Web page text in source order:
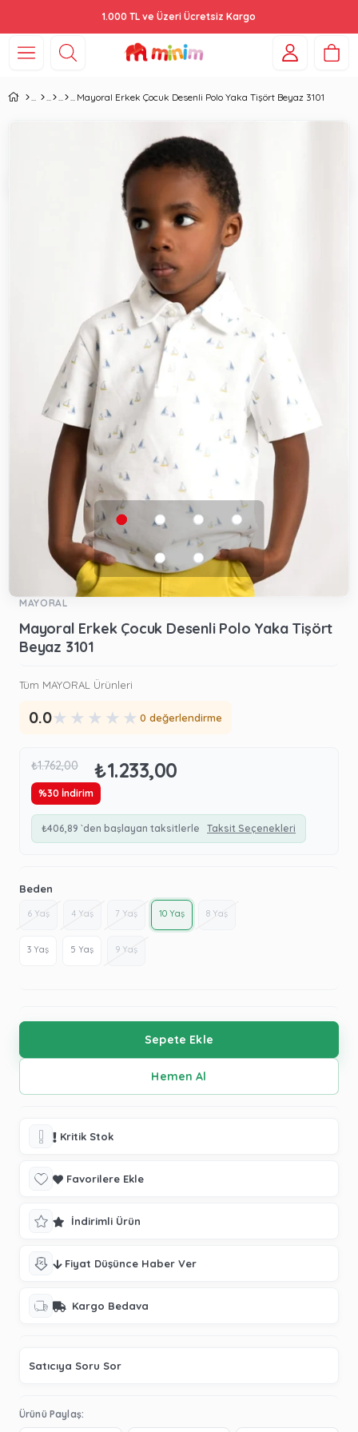
1.000 TL ve Üzeri Ücretsiz Kargo
Mayoral Erkek Çocuk Desenli Polo Yaka Tişört Beyaz 3101
MAYORAL
Mayoral Erkek Çocuk Desenli Polo Yaka Tişört
Beyaz 3101
Tüm MAYORAL Ürünleri
0.0★ ★ ★ ★ ★ 0 değerlendirme
₺1.762,00 ₺1.233,00
%30 İndirim
₺406,89 `den başlayan taksitlerle Taksit Seçenekleri
Beden
6 Yaş 4 Yaş 7 Yaş 10 Yaş 8 Yaş
3 Yaş 5 Yaş 9 Yaş
Kritik Stok
Favorilere Ekle
İndirimli Ürün
Fiyat Düşünce Haber Ver
Kargo Bedava
Satıcıya Soru Sor
Ürünü Paylaş: